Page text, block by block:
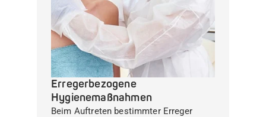
Erregerbezogene
Hygienemaßnahmen
Beim Auftreten bestimmter Erreger